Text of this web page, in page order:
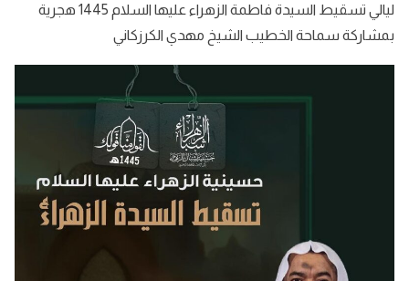
ليالي تسقيط السيدة فاطمة الزهراء عليها السلام 1445 هجرية
بمشاركة سماحة الخطيب الشيخ مهدي الكرزكاني